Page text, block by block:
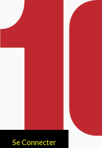
contenu
Se Connecter